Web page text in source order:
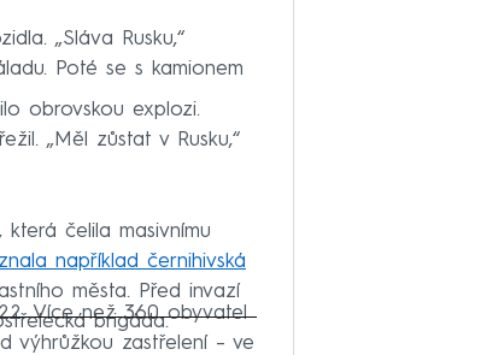
„Sláva Rusku,“
Poté se s kamionem
obrovskou explozi.
„Měl zůstat v Rusku,“
čelila masivnímu
například černihivská
města. Před invazí
brigáda.
Více než 360 obyvatel
výhrůžkou zastřelení – ve